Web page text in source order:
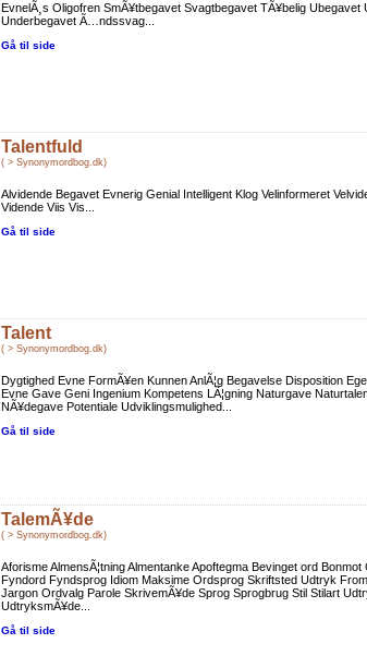
EvnelÃ¸s Oligofren SmÃ¥tbegavet Svagtbegavet TÃ¥belig Ubegavet
Underbegavet Ã…ndssvag...
Gå til side
Talentfuld
( > Synonymordbog.dk)
Alvidende Begavet Evnerig Genial Intelligent Klog Velinformeret
Vidende Viis Vis...
Gå til side
Talent
( > Synonymordbog.dk)
Dygtighed Evne FormÃ¥en Kunnen AnlÃ¦g Begavelse Disposition
Evne Gave Geni Ingenium Kompetens LÃ¦gning Naturgave
NÃ¥degave Potentiale Udviklingsmulighed...
Gå til side
TalemÃ¥de
( > Synonymordbog.dk)
Aforisme AlmensÃ¦tning Almentanke Apoftegma Bevinget ord Bonmot
Fyndord Fyndsprog Idiom Maksime Ordsprog Skriftsted Udtryk
Jargon Ordvalg Parole SkrivemÃ¥de Sprog Sprogbrug Stil Stilart
UdtryksmÃ¥de...
Gå til side